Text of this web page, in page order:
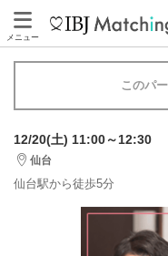
メニュー
このパ
12/20(土) 11:00～12:30
仙台
仙台駅から徒歩5分